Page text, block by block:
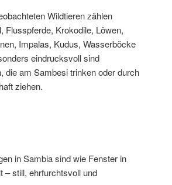
Wildtieren zählen
Flusspferde, Krokodile, Löwen,
Impalas, Kudus, Wasserböcke
eindrucksvoll sind
die am Sambesi trinken oder durch
ziehen.
in Sambia sind wie Fenster in
– still, ehrfurchtsvoll und